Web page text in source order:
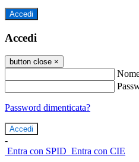
Accedi
Accedi
button close ×
Password dimenticata?
-
Entra con SPID Entra con CIE